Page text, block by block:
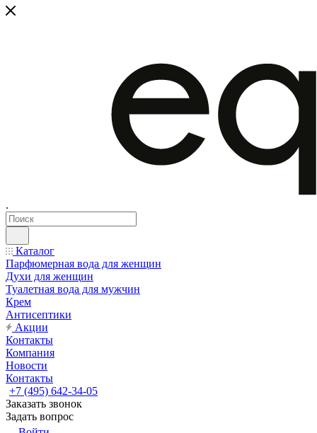
.
Каталог
Парфюмерная вода для женщин
Духи для женщин
Туалетная вода для мужчин
Крем
Антисептики
Акции
Контакты
Компания
Новости
Контакты
+7 (495) 642-34-05
Заказать звонок
Задать вопрос